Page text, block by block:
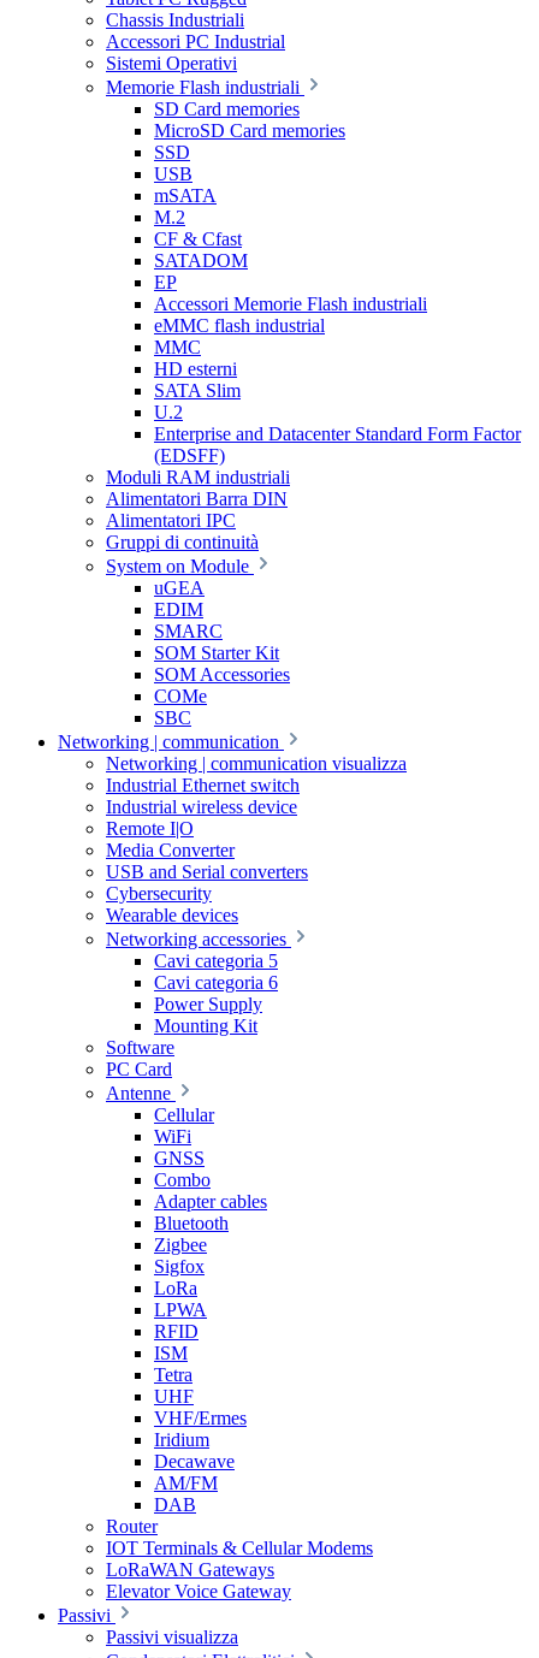
Chassis Industriali
Accessori PC Industrial
Sistemi Operativi
Memorie Flash industriali
SD Card memories
MicroSD Card memories
SSD
USB
mSATA
M.2
CF & Cfast
SATADOM
EP
Accessori Memorie Flash industriali
eMMC flash industrial
MMC
HD esterni
SATA Slim
U.2
Enterprise and Datacenter Standard Form Factor
(EDSFF)
Moduli RAM industriali
Alimentatori Barra DIN
Alimentatori IPC
Gruppi di continuità
System on Module
uGEA
EDIM
SMARC
SOM Starter Kit
SOM Accessories
COMe
SBC
Networking | communication
Networking | communication visualizza
Industrial Ethernet switch
Industrial wireless device
Remote I|O
Media Converter
USB and Serial converters
Cybersecurity
Wearable devices
Networking accessories
Cavi categoria 5
Cavi categoria 6
Power Supply
Mounting Kit
Software
PC Card
Antenne
Cellular
WiFi
GNSS
Combo
Adapter cables
Bluetooth
Zigbee
Sigfox
LoRa
LPWA
RFID
ISM
Tetra
UHF
VHF/Ermes
Iridium
Decawave
AM/FM
DAB
Router
IOT Terminals & Cellular Modems
LoRaWAN Gateways
Elevator Voice Gateway
Passivi
Passivi visualizza